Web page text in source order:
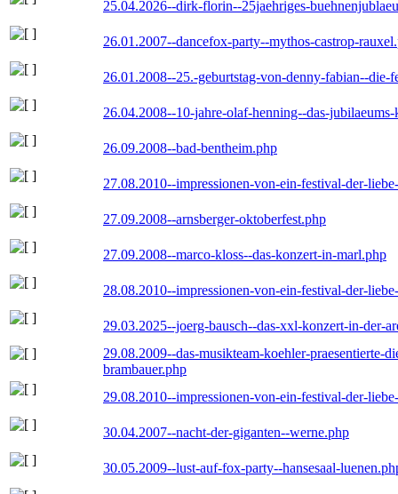
25.04.2026--dirk-florin--25jaehriges-
26.01.2007--dancefox-party--mythos-castrop-
26.01.2008--25.-geburtstag-von-denny-fabian--die-
26.04.2008--10-jahre-olaf-henning--das-
26.09.2008--bad-bentheim.php
27.08.2010--impressionen-von-ein-festival-der-
27.09.2008--arnsberger-oktoberfest.php
27.09.2008--marco-kloss--das-konzert-in-marl.php
28.08.2010--impressionen-von-ein-festival-der-
29.03.2025--joerg-bausch--das-xxl-konzert-in-der-
29.08.2009--das-musikteam-koehler-praesentierte-
brambauer.php
29.08.2010--impressionen-von-ein-festival-der-
30.04.2007--nacht-der-giganten--werne.php
30.05.2009--lust-auf-fox-party--hansesaal-